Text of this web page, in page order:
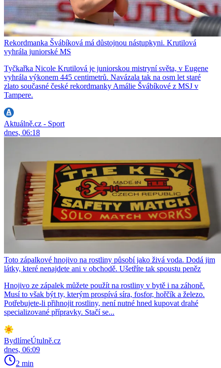
Rekordmanka Švábíková má důstojnou nástupkyni. Krutilová
vyhrála juniorské MS
Tyčkařka Nicole Krutilová je juniorskou mistryní světa, v Eugene
vyhrála výkonem 445 centimetrů. Navázala tak na osm let staré
zlato současné české rekordmanky Amálie Švábíkové z MSJ v
Tampere.
Aktuálně.cz - Sport
dnes, 06:18
Toto zápalkové hnojivo na rostliny působí jako živá voda. Dodá jim
látky, které nenajdete ani v obchodě. Ušetříte tak spoustu peněz
Hnojivo ze zápalek můžete použít na rostliny v bytě i na záhoně.
Musí to však být ty, kterým prospívá síra, fosfor, hořčík a železo.
Potřebujete-li přihnojit rostliny, není nutné hned kupovat drahé
specializované přípravky. Stačí se...
BydlímeÚtulně.cz
dnes, 06:09
2 min